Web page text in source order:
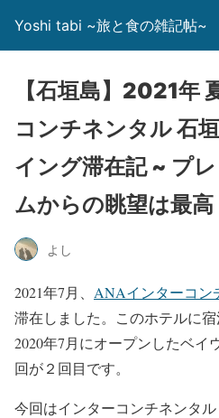
Yoshi tabi ~旅と食の雑記帖~
【石垣島】2021年
コンチネンタル 石
イング滞在記 ~ プ
ムからの眺望は最高
よし
2021年7月、 ANAインターコン
滞在しました。このホテルに宿
2020年7月にオープンしたベイ
回が２回目です。
今回はインターコンチネンタ